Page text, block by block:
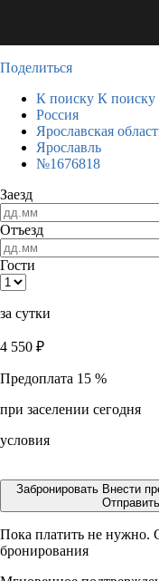
Поделиться
К поиску К поиску
Россия
Ярославская
Ярославль
№1676818
Заезд
Отъезд
Гости
за сутки
4 550 ₽
Предоплата 15 %
при заселении сегодня
условия
Забронировать Внести
Пока платить не нужно.
бронирования